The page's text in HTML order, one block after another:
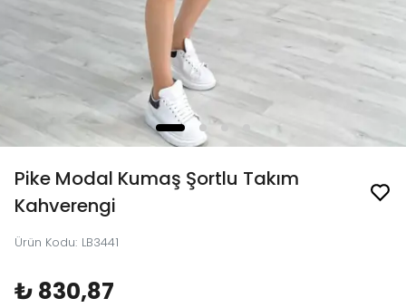
Pike Modal Kumaş Şortlu Takım
Kahverengi
Ürün Kodu: LB3441
₺ 830,87